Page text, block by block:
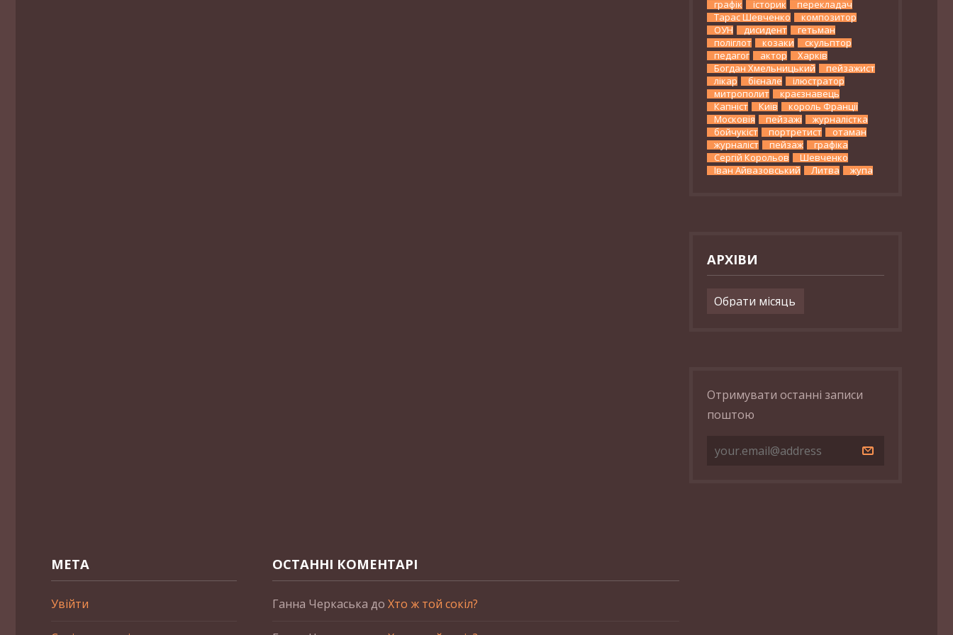
графік
історик
перекладач
Тарас Шевченко
композитор
ОУН
дисидент
гетьман
поліглот
козаки
скульптор
педагог
актор
Харків
Богдан Хмельницький
пейзажист
лікар
бієнале
ілюстратор
митрополит
краєзнавець
Капніст
Київ
король Франції
Московія
пейзажі
журналістка
бойчукіст
портретист
отаман
журналіст
пейзаж
графіка
Сергій Корольов
Шевченко
Іван Айвазовський
Литва жупа
АРХІВИ
Архіви
Отримувати останні записи
поштою
МЕТА
Увійти
ОСТАННІ КОМЕНТАРІ
Ганна Черкаська до Хто ж той сокіл?